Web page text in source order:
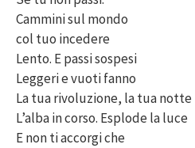
Cammini sul mondo
col tuo incedere
Lento. E passi sospesi
Leggeri e vuoti fanno
La tua rivoluzione, la tua notte
L’alba in corso. Esplode la luce
E non ti accorgi che